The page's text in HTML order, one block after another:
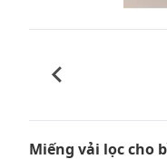
Miếng vải lọc cho